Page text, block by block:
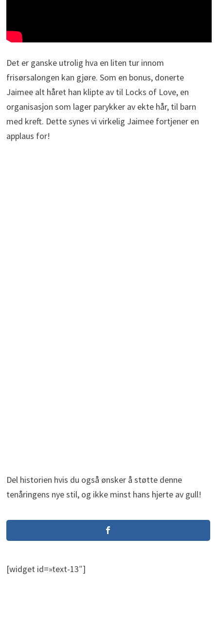
Det er ganske utrolig hva en liten tur innom
frisørsalongen kan gjøre. Som en bonus, donerte
Jaimee alt håret han klipte av til Locks of Love, en
organisasjon som lager parykker av ekte hår, til barn
med kreft. Dette synes vi virkelig Jaimee fortjener en
applaus for!
Del historien hvis du også ønsker å støtte denne
tenåringens nye stil, og ikke minst hans hjerte av gull!
[widget id=»text-13″]